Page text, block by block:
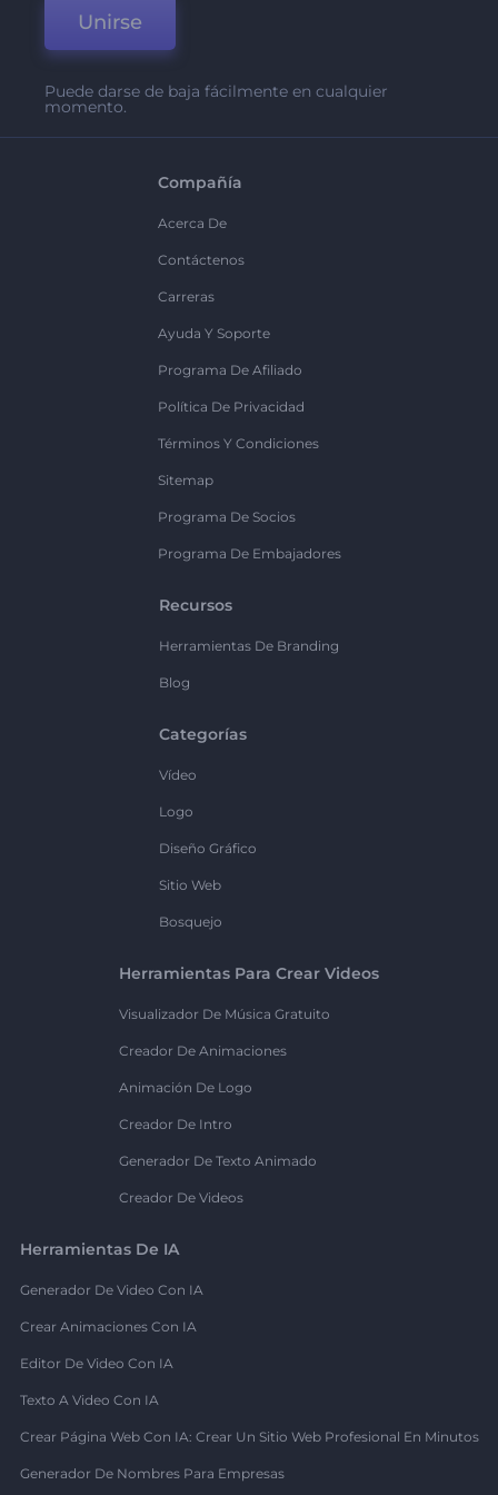
Unirse
Puede darse de baja fácilmente en cualquier
momento.
Compañía
Acerca De
Contáctenos
Carreras
Ayuda Y Soporte
Programa De Afiliado
Política De Privacidad
Términos Y Condiciones
Sitemap
Programa De Socios
Programa De Embajadores
Recursos
Herramientas De Branding
Blog
Categorías
Vídeo
Logo
Diseño Gráfico
Sitio Web
Bosquejo
Herramientas Para Crear Videos
Visualizador De Música Gratuito
Creador De Animaciones
Animación De Logo
Creador De Intro
Generador De Texto Animado
Creador De Videos
Herramientas De IA
Generador De Video Con IA
Crear Animaciones Con IA
Editor De Video Con IA
Texto A Video Con IA
Crear Página Web Con IA: Crear Un Sitio Web Profesional En Minutos
Generador De Nombres Para Empresas